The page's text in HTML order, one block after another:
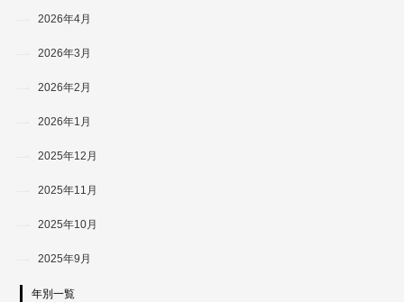
2026年4月
2026年3月
2026年2月
2026年1月
2025年12月
2025年11月
2025年10月
2025年9月
年別一覧